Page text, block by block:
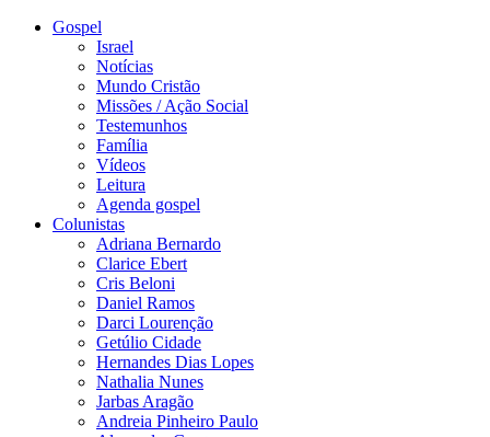
Gospel
Israel
Notícias
Mundo Cristão
Missões / Ação Social
Testemunhos
Família
Vídeos
Leitura
Agenda gospel
Colunistas
Adriana Bernardo
Clarice Ebert
Cris Beloni
Daniel Ramos
Darci Lourenção
Getúlio Cidade
Hernandes Dias Lopes
Nathalia Nunes
Jarbas Aragão
Andreia Pinheiro Paulo